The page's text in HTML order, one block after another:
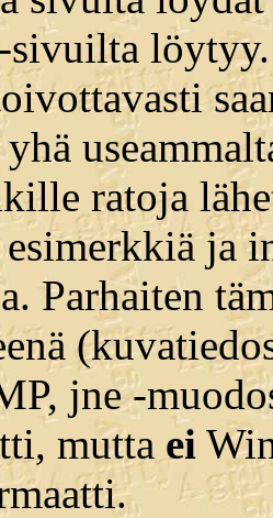
löytyy.
ratoja
ja
Parhaiten
jne -
mutta ei